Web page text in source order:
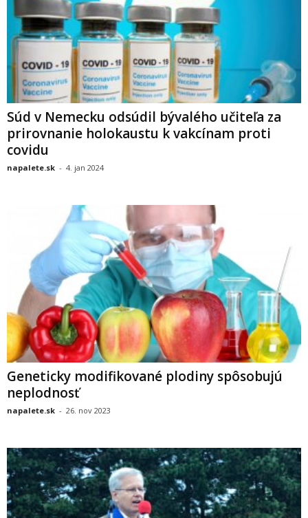
Súd v Nemecku odsúdil bývalého učiteľa za
prirovnanie holokaustu k vakcínam proti
covidu
napalete.sk - 4. jan 2024
Geneticky modifikované plodiny spôsobujú
neplodnosť
napalete.sk - 26. nov 2023